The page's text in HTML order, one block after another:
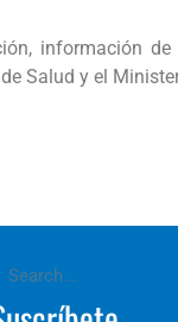
información de
Salud y el